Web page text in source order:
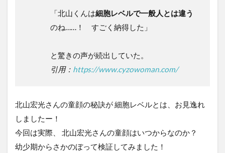
「北山くんは細胞レベルで一般人とは違う
のね……！ すごく納得した」
と驚きの声が続出していた。
引用： https://www.cyzowoman.com/
北山宏光さんの童顔の秘訣が 細胞レベルとは、お見逸れ
しましたー！
今回は実際、 北山宏光さんの童顔はいつからなのか？
幼少期からさかのぼって検証してみました！